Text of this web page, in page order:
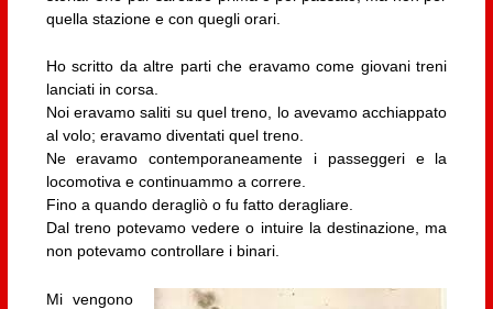
quella stazione e con quegli orari.
Ho scritto da altre parti che eravamo come giovani treni
lanciati in corsa.
Noi eravamo saliti su quel treno, lo avevamo acchiappato
al volo; eravamo diventati quel treno.
Ne eravamo contemporaneamente i passeggeri e la
locomotiva e continuammo a correre.
Fino a quando deragliò o fu fatto deragliare.
Dal treno potevamo vedere o intuire la destinazione, ma
non potevamo controllare i binari.
Mi vengono